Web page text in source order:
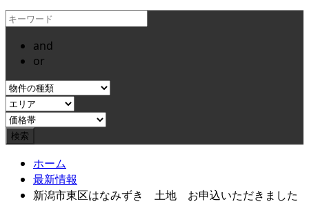
and
or
ホーム
最新情報
新潟市東区はなみずき 土地 お申込いただきました